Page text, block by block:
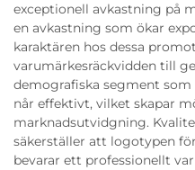
exceptionell avkastning på
en avkastning som ökar
karaktären hos dessa
varumärkesräckvidden till
demografiska segment
når effektivt, vilket skapar
marknadsutvidgning.
säkerställer att logotypen
bevarar ett professionellt